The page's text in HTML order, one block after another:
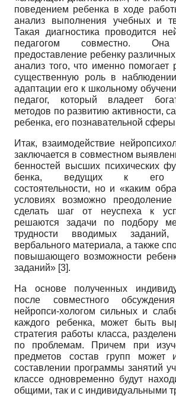
поведением ре­бенка в ходе
анализ выполнения учебных и
Такая диагностика про­водится
педагогом совместно. Она
предоставление ребенку
анализ того, что именно помогает
существенную роль в
адаптации его к школьному
педагог, который владеет
методов по развитию активности,
ребенка, его познавательной
Итак, взаимодействие
заключается в совместном
бенностей высших психических
бенка, ведущих к его
состоятельности, но и «каким
условиях возможно преодоление
сделать шаг от неуспеха к
решаются задачи по подбору
трудности вводимых
вербального материала, а также
повышающего возможности
заданий» [3].
На основе полученных
после совместного
нейропси-хологом сильных и
каждого ре­бенка, может быть
стратегия рабо­ты класса,
по проблемам. Причем при
предметов состав групп может
составлении программы занятий
классе одновременно бу­дут
общими, так и с индивидуаль­ными